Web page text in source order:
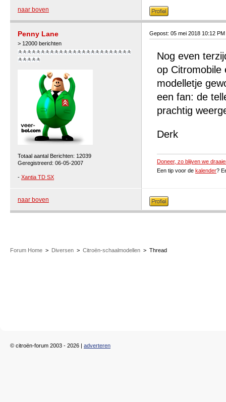
naar boven
Penny Lane
> 12000 berichten
Totaal aantal Berichten: 12039
Geregistreerd: 06-05-2007
- Xantia TD SX
Gepost: 05 mei 2018 10:12 PM
Nog even
op Citromobile
modelletje
een fan: de
prachtig
Derk
Doneer, zo blijven we
Een tip voor de kalender?
naar boven
Forum Home > Diversen > Citroën-schaalmodellen > Thread
© citroën-forum 2003 - 2026 | adverteren